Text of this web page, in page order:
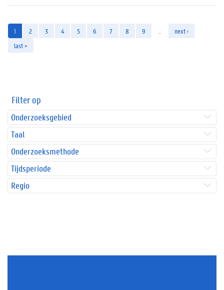
1 2 3 4 5 6 7 8 9
next ›
last »
Filter op
Onderzoeksgebied
Taal
Onderzoeksmethode
Tijdsperiode
Regio